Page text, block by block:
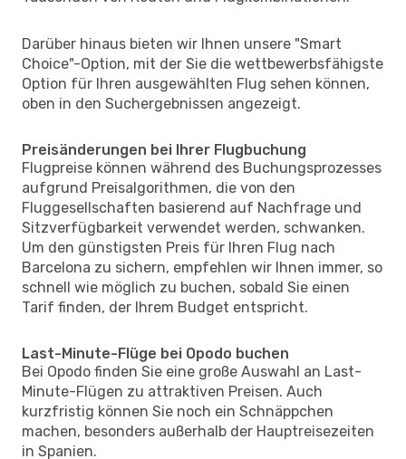
Darüber hinaus bieten wir Ihnen unsere "Smart
Choice"-Option, mit der Sie die wettbewerbsfähigste
Option für Ihren ausgewählten Flug sehen können,
oben in den Suchergebnissen angezeigt.
Preisänderungen bei Ihrer Flugbuchung
Flugpreise können während des Buchungsprozesses
aufgrund Preisalgorithmen, die von den
Fluggesellschaften basierend auf Nachfrage und
Sitzverfügbarkeit verwendet werden, schwanken.
Um den günstigsten Preis für Ihren Flug nach
Barcelona zu sichern, empfehlen wir Ihnen immer, so
schnell wie möglich zu buchen, sobald Sie einen
Tarif finden, der Ihrem Budget entspricht.
Last-Minute-Flüge bei Opodo buchen
Bei Opodo finden Sie eine große Auswahl an Last-
Minute-Flügen zu attraktiven Preisen. Auch
kurzfristig können Sie noch ein Schnäppchen
machen, besonders außerhalb der Hauptreisezeiten
in Spanien.